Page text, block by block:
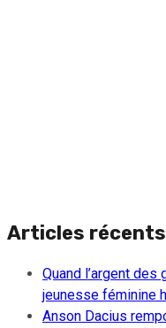
Articles récents
Quand l’argent
jeunesse féminine
Anson Dacius